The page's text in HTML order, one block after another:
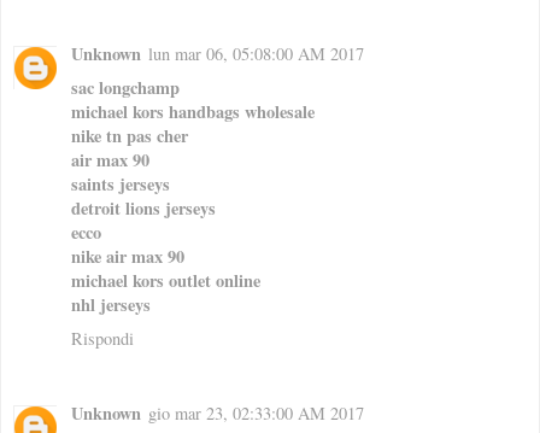
Unknown lun mar 06, 05:08:00 AM 2017
sac longchamp
michael kors handbags wholesale
nike tn pas cher
air max 90
saints jerseys
detroit lions jerseys
ecco
nike air max 90
michael kors outlet online
nhl jerseys
Rispondi
Unknown gio mar 23, 02:33:00 AM 2017